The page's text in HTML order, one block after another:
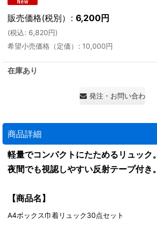
販売価格(税別） : 6,200円
(税込: 6,820円)
希望小売価格（定価）
: 10,000円
在庫あり
発注・お問い合わせ
商品詳細
軽量でコンパクトにたためるリュック。
夜間でも視認しやすい反射テープ付き。
【商品名】
A4ボックス巾着リュック30点セット